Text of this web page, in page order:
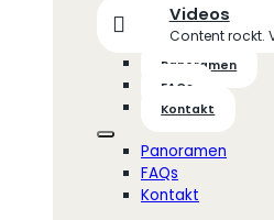
Videos
Content rockt.
Panoramen
FAQs
Kontakt
Panoramen
FAQs
Kontakt